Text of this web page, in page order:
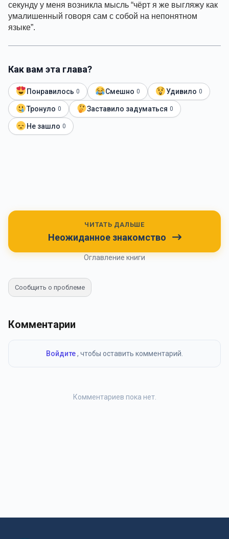
секунду у меня возникла мысль “чёрт я же выгляжу как
умалишенный говоря сам с собой на непонятном
языке”.
Как вам эта глава?
Понравилось 0 Смешно 0 Удивило 0
Тронуло 0 Заставило задуматься 0
Не зашло 0
ЧИТАТЬ ДАЛЬШЕ
Неожиданное знакомство
Оглавление книги
Сообщить о проблеме
Комментарии
Войдите, чтобы оставить комментарий.
Комментариев пока нет.